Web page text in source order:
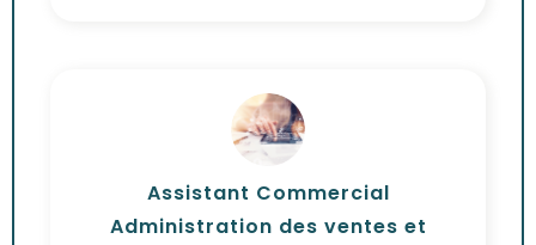
Assistant Commercial
Administration des ventes et